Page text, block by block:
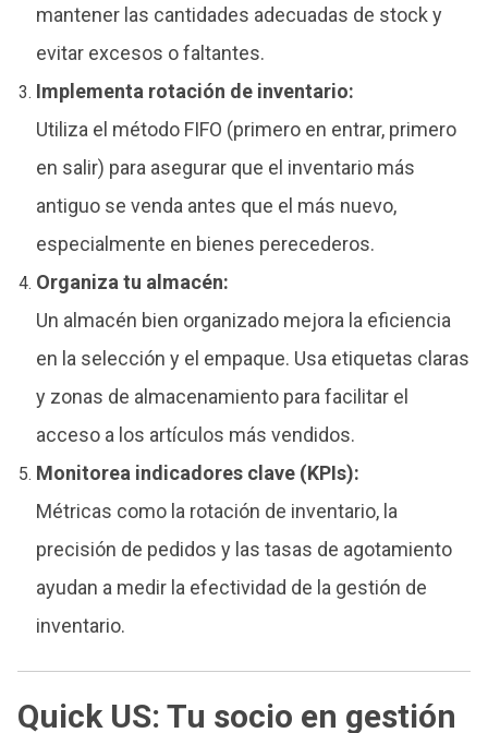
mantener las cantidades adecuadas de stock y
evitar excesos o faltantes.
Implementa rotación de inventario:
Utiliza el método FIFO (primero en entrar, primero
en salir) para asegurar que el inventario más
antiguo se venda antes que el más nuevo,
especialmente en bienes perecederos.
Organiza tu almacén:
Un almacén bien organizado mejora la eficiencia
en la selección y el empaque. Usa etiquetas claras
y zonas de almacenamiento para facilitar el
acceso a los artículos más vendidos.
Monitorea indicadores clave (KPIs):
Métricas como la rotación de inventario, la
precisión de pedidos y las tasas de agotamiento
ayudan a medir la efectividad de la gestión de
inventario.
Quick US: Tu socio en gestión